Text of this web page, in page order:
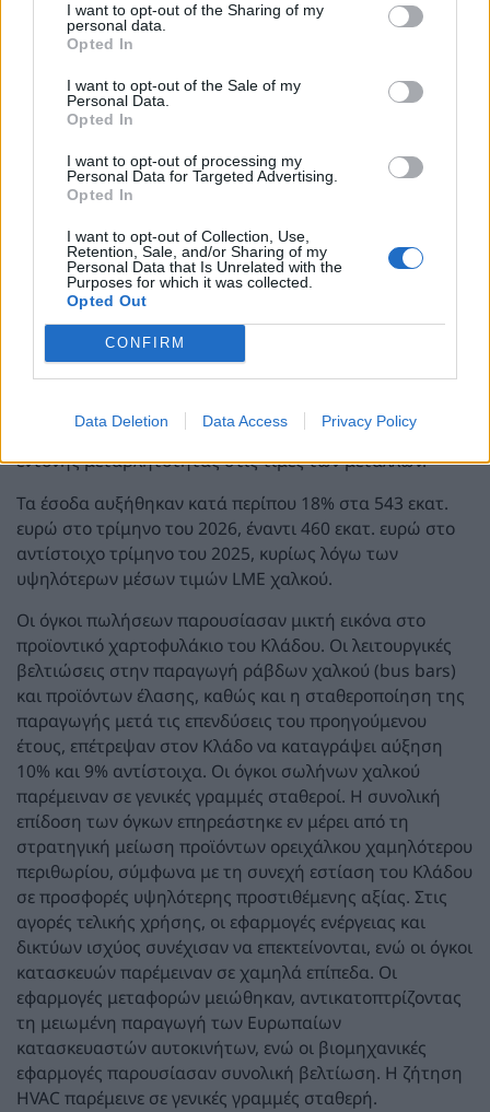
I want to opt-out of the Sharing of my
personal data.
Opted In
I want to opt-out of the Sale of my
Personal Data.
Opted In
I want to opt-out of processing my
Personal Data for Targeted Advertising.
Opted In
I want to opt-out of Collection, Use,
Retention, Sale, and/or Sharing of my
Personal Data that Is Unrelated with the
Purposes for which it was collected.
Opted Out
CONFIRM
Data Deletion Data Access Privacy Policy
σχέση με το τέλος του 2025, φθάνοντας τα 320,6 εκατ.
ευρώ, λόγω κυρίως των υψηλότερων αξιών αποθεμάτων
καθώς οι τιμές LME αυξήθηκαν κατά τη διάρκεια του
τριμήνου. Ωστόσο, σε ετήσια βάση, το κεφάλαιο κίνησης
ήταν 12,7 εκατ. ευρώ χαμηλότερο από ό,τι στο πρώτο
τρίμηνο του 2025, αντανακλώντας την πρόοδο που
επιτεύχθηκε στη διαχείριση του κεφαλαίου κίνησης σε
μια περίοδο σημαντικής αύξησης των τιμών των
μετάλλων. Οι κεφαλαιουχικές δαπάνες για το τρίμηνο
ανήλθαν σε 21,7 εκατ. ευρώ, εστιασμένες σε στοχευμένες
λειτουργικές βελτιώσεις.
Κλάδος Χαλκού
Ο Κλάδος Χαλκού κατέγραψε αύξηση στο κύκλο
εργασιών στο πρώτο τρίμηνο του 2026, σε ένα
απαιτητικό περιβάλλον μακροοικονομικής
αβεβαιότητας, επίμονων πληθωριστικών πιέσεων και
έντονης μεταβλητότητας στις τιμές των μετάλλων.
Τα έσοδα αυξήθηκαν κατά περίπου 18% στα 543 εκατ.
ευρώ στο τρίμηνο του 2026, έναντι 460 εκατ. ευρώ στο
αντίστοιχο τρίμηνο του 2025, κυρίως λόγω των
υψηλότερων μέσων τιμών LME χαλκού.
Οι όγκοι πωλήσεων παρουσίασαν μικτή εικόνα στο
προϊοντικό χαρτοφυλάκιο του Κλάδου. Οι λειτουργικές
βελτιώσεις στην παραγωγή ράβδων χαλκού (bus bars)
και προϊόντων έλασης, καθώς και η σταθεροποίηση της
παραγωγής μετά τις επενδύσεις του προηγούμενου
έτους, επέτρεψαν στον Κλάδο να καταγράψει αύξηση
10% και 9% αντίστοιχα. Οι όγκοι σωλήνων χαλκού
παρέμειναν σε γενικές γραμμές σταθεροί. Η συνολική
επίδοση των όγκων επηρεάστηκε εν μέρει από τη
στρατηγική μείωση προϊόντων ορειχάλκου χαμηλότερου
περιθωρίου, σύμφωνα με τη συνεχή εστίαση του Κλάδου
σε προσφορές υψηλότερης προστιθέμενης αξίας. Στις
αγορές τελικής χρήσης, οι εφαρμογές ενέργειας και
δικτύων ισχύος συνέχισαν να επεκτείνονται, ενώ οι όγκοι
κατασκευών παρέμειναν σε χαμηλά επίπεδα. Οι
εφαρμογές μεταφορών μειώθηκαν, αντικατοπτρίζοντας
τη μειωμένη παραγωγή των Ευρωπαίων
κατασκευαστών αυτοκινήτων, ενώ οι βιομηχανικές
εφαρμογές παρουσίασαν συνολική βελτίωση. Η ζήτηση
HVAC παρέμεινε σε γενικές γραμμές σταθερή.